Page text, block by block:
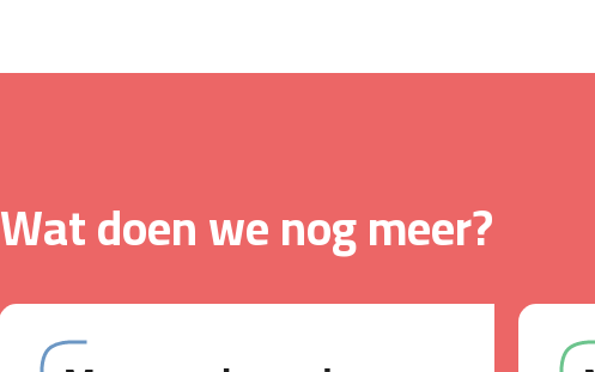
Wat doen we nog meer?